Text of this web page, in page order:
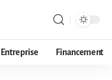
Entreprise Financement